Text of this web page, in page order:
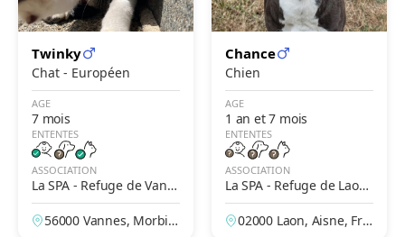
Twinky
Chat - Européen
AGE
7 mois
ENTENTES
ASSOCIATION
La SPA - Refuge de Vann
es
56000 Vannes, Morbih
Chance
Chien
AGE
1 an et 7 mois
ENTENTES
ASSOCIATION
La SPA - Refuge de Laon
– Des Prés de Longuevall
e 02000 Laon, Aisne, Fra